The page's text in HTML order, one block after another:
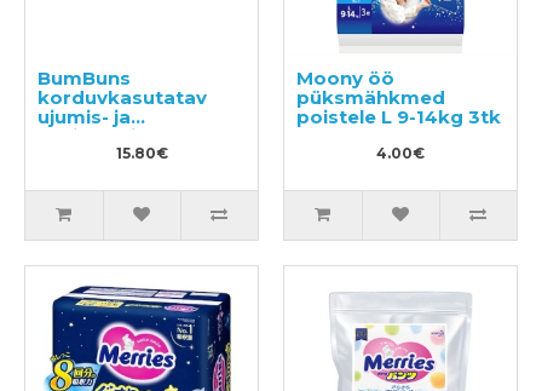
BumBuns
korduvkasutatav
ujumis- ja
potitreeningu mähe
S 8–11kg15.80€
Moony öö
püksmähkmed
poistele L 9-14kg 3tk
4.00€